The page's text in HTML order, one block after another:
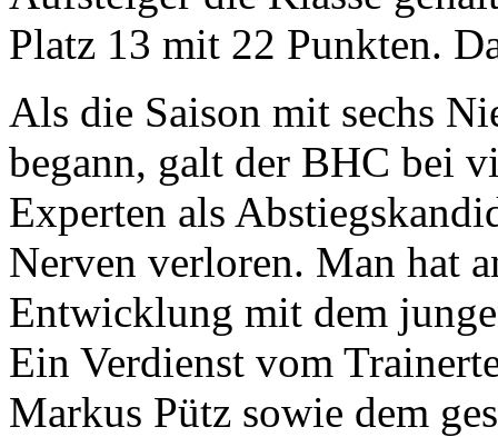
Platz 13 mit 22 Punkten.
Als die Saison mit sechs
begann, galt der BHC bei
Experten als
Nerven verloren. Man hat
Entwicklung mit dem
Ein Verdienst vom
Markus Pütz sowie dem